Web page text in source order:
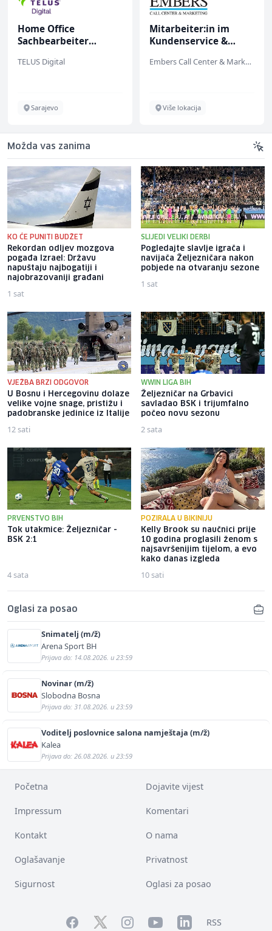
Home Office
Sachbearbeiter
bekannten deutschen
TELUS Digital
Sarajevo
Mitarbeiter:in im
Kundenservice &
Embers Call Center & Marketing
Više lokacija
Možda vas zanima
KO ĆE PUNITI BUDŽET
Rekordan odljev mozgova
pogađa Izrael: Državu
napuštaju najbogatiji i
najobrazovaniji građani
1 sat
SLIJEDI VELIKI DERBI
Pogledajte slavlje igrača i
navijača Željezničara nakon
pobjede na otvaranju sezone
1 sat
VJEŽBA BRZI ODGOVOR
U Bosnu i Hercegovinu dolaze
velike vojne snage, pristižu i
padobranske jedinice iz Italije
12 sati
WWIN LIGA BIH
Željezničar na Grbavici
savladao BSK i trijumfalno
počeo novu sezonu
2 sata
PRVENSTVO BIH
Tok utakmice: Željezničar -
BSK 2:1
4 sata
POZIRALA U BIKINIJU
Kelly Brook su naučnici prije
10 godina proglasili ženom s
najsavršenijim tijelom, a evo
kako danas izgleda
10 sati
Oglasi za posao
Snimatelj (m/ž)
Arena Sport BH
Prijava do: 14.08.2026. u 23:59
Novinar (m/ž)
Slobodna Bosna
Prijava do: 31.08.2026. u 23:59
Voditelj poslovnice salona namještaja (m/ž)
Kalea
Prijava do: 26.08.2026. u 23:59
Početna Dojavite vijest
Impressum Komentari
Kontakt O nama
Oglašavanje Privatnost
Sigurnost Oglasi za posao
FacebookTwitterInstagramYouTubeLinkedInRSS